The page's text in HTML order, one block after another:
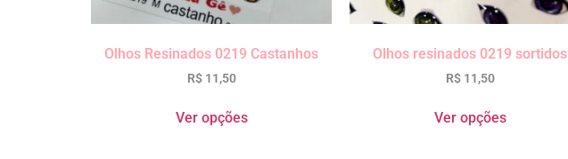
Olhos Resinados 0219 Castanhos
R$11,50
Ver opções
Olhos resinados 0219 sortidos
R$11,50
Ver opções